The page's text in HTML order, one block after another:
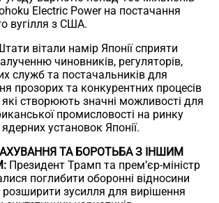
Electric Power на постачання
вугілля з США.
вітали намір Японії сприяти
чиновників, регуляторів,
служб та постачальників для
прозорих та конкурентних процесів
які створюють значні можливості для
промисловості на ринку
установок Японії.
ТА БОРОТЬБА З ІНШИМ
Президент Трамп та прем’єр-міністр
поглибити оборонні відносини
розширити зусилля для вирішення